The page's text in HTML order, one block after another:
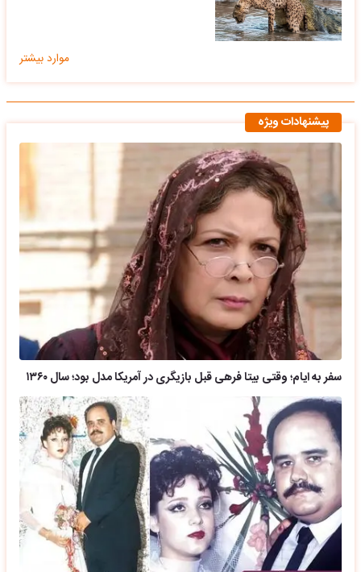
موارد بیشتر
پیشنهادات ویژه
سفر به ایام؛ وقتی بیتا فرهی قبل بازیگری در آمریکا مدل بود؛ سال ۱۳۶۰